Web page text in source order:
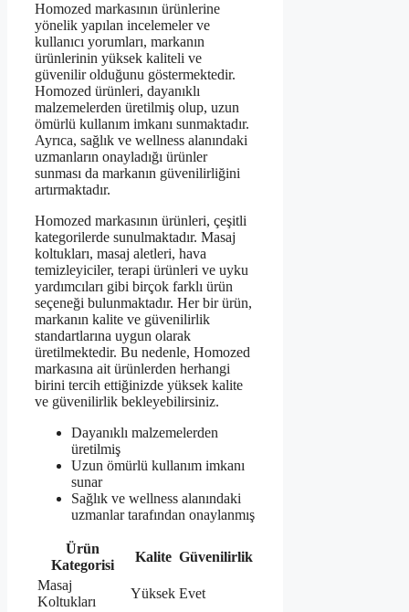
Homozed markasının ürünlerine
yönelik yapılan incelemeler ve
kullanıcı yorumları, markanın
ürünlerinin yüksek kaliteli ve
güvenilir olduğunu göstermektedir.
Homozed ürünleri, dayanıklı
malzemelerden üretilmiş olup, uzun
ömürlü kullanım imkanı sunmaktadır.
Ayrıca, sağlık ve wellness alanındaki
uzmanların onayladığı ürünler
sunması da markanın güvenilirliğini
artırmaktadır.
Homozed markasının ürünleri, çeşitli
kategorilerde sunulmaktadır. Masaj
koltukları, masaj aletleri, hava
temizleyiciler, terapi ürünleri ve uyku
yardımcıları gibi birçok farklı ürün
seçeneği bulunmaktadır. Her bir ürün,
markanın kalite ve güvenilirlik
standartlarına uygun olarak
üretilmektedir. Bu nedenle, Homozed
markasına ait ürünlerden herhangi
birini tercih ettiğinizde yüksek kalite
ve güvenilirlik bekleyebilirsiniz.
Dayanıklı malzemelerden
üretilmiş
Uzun ömürlü kullanım imkanı
sunar
Sağlık ve wellness alanındaki
uzmanlar tarafından onaylanmış
Ürün
Kategorisi
Kalite Güvenilirlik
Masaj
Koltukları
Yüksek Evet